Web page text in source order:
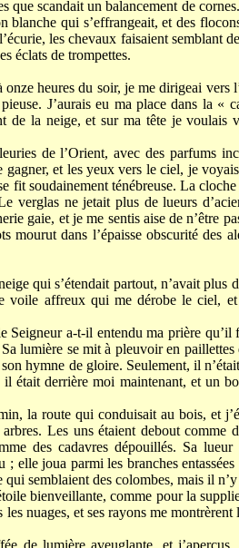
que scandait un balancement de
blanche qui s’effrangeait, et des
les chevaux faisaient semblant
éclats de trompettes.
heures du soir, je me dirigeai vers
J’aurais eu ma place dans la «
de la neige, et sur ma tête je voulais
de l’Orient, avec des parfums
gagner, et les yeux vers le ciel, je
fit soudainement ténébreuse. La
verglas ne jetait plus de lueurs
gaie, et je me sentis aise de n’être
mourut dans l’épaisse obscurité des
qui s’étendait partout, n’avait plus
voile affreux qui me dérobe le ciel,
a-t-il entendu ma prière qu’il
lumière se mit à pleuvoir en
hymne de gloire. Seulement, il
était derrière moi maintenant, et un
la route qui conduisait au bois, et
Les uns étaient debout comme
des cadavres dépouillés. Sa
; elle joua parmi les branches
semblaient des colombes, mais il
bienveillante, comme pour la
nuages, et ses rayons me
de lumière aveuglante, et